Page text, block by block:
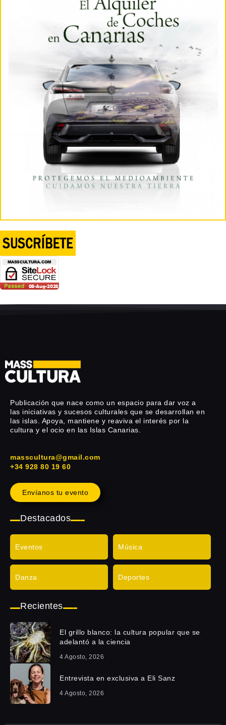
Publicación que nace como un espacio para dar voz a
las iniciativas y sucesos culturales que se desarrollan en
las islas. Apoya, mantiene y reaviva el interés por la
cultura y el ocio en las Islas Canarias.
masscultura@gmail.com
+34 928 80 19 60
Envíanos tu evento
Destacados
Eventos Música
Danza Deportes
Recientes
El grillo blanco: la cultura popular que se
adelantó a la ciencia
4 Agosto, 2026
Entrevista en exclusiva a Eli Sanz
4 Agosto, 2026